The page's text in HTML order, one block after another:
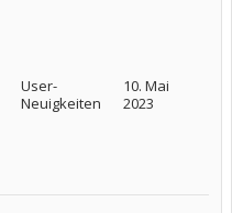
User-
Neuigkeiten
10. Mai
2023